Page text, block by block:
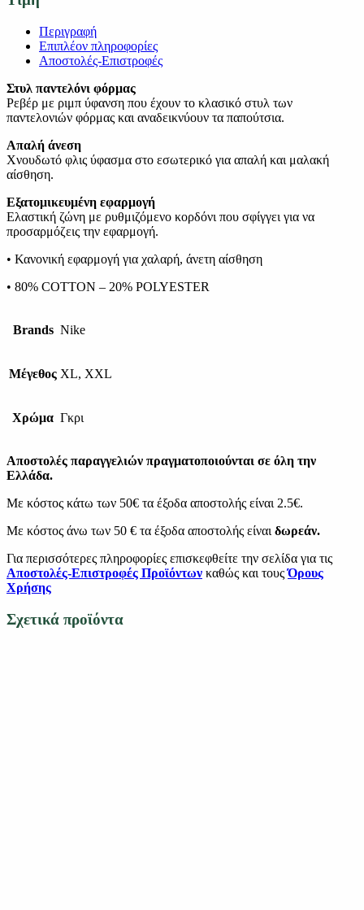
Περιγραφή
Επιπλέον πληροφορίες
Αποστολές-Επιστροφές
Στυλ παντελόνι φόρμας
Ρεβέρ με ριμπ ύφανση που έχουν το κλασικό στυλ των
παντελονιών φόρμας και αναδεικνύουν τα παπούτσια.
Απαλή άνεση
Χνουδωτό φλις ύφασμα στο εσωτερικό για απαλή και μαλακή
αίσθηση.
Εξατομικευμένη εφαρμογή
Ελαστική ζώνη με ρυθμιζόμενο κορδόνι που σφίγγει για να
προσαρμόζεις την εφαρμογή.
• Κανονική εφαρμογή για χαλαρή, άνετη αίσθηση
• 80% COTTON – 20% POLYESTER
Brands Nike
Μέγεθος XL, XXL
Χρώμα Γκρι
Αποστολές παραγγελιών πραγματοποιούνται σε όλη την
Ελλάδα.
Με κόστος κάτω των 50€ τα έξοδα αποστολής είναι 2.5€.
Με κόστος άνω των 50 € τα έξοδα αποστολής είναι δωρεάν.
Για περισσότερες πληροφορίες επισκεφθείτε την σελίδα για τις
Αποστολές-Επιστροφές Προϊόντων καθώς και τουςΌρους
Χρήσης
Σχετικά προϊόντα